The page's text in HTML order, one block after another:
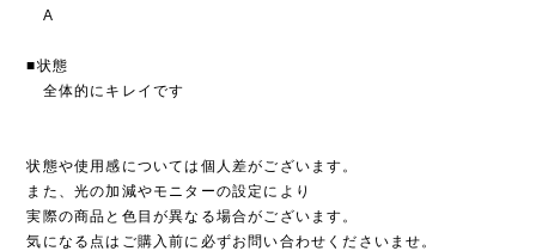
A
■状態
全体的にキレイです
状態や使用感については個人差がございます。
また、光の加減やモニターの設定により
実際の商品と色目が異なる場合がございます。
気になる点はご購入前に必ずお問い合わせくださいませ。